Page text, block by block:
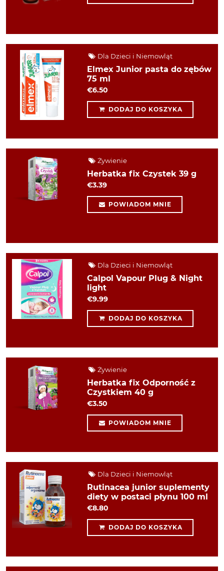
Dla Dzieci i Niemowląt
Elmex Junior pasta do zębów
75 ml
€6.50
DODAJ DO KOSZYKA
Żywienie
Herbatka fix Czystek 39 g
€3.39
POWIADOM MNIE
Dla Dzieci i Niemowląt
Calpol Vapour Plug & Night
light
€9.99
DODAJ DO KOSZYKA
Żywienie
Herbatka fix Odporność z
Czystkiem 40 g
€3.50
POWIADOM MNIE
Dla Dzieci i Niemowląt
Rutinacea junior suplementy
diety w postaci płynu 100 ml
€8.80
DODAJ DO KOSZYKA